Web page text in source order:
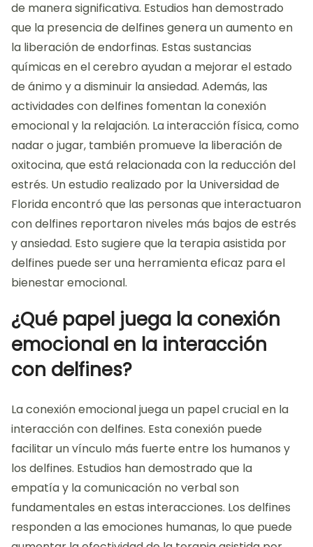
de manera significativa. Estudios han demostrado
que la presencia de delfines genera un aumento en
la liberación de endorfinas. Estas sustancias
químicas en el cerebro ayudan a mejorar el estado
de ánimo y a disminuir la ansiedad. Además, las
actividades con delfines fomentan la conexión
emocional y la relajación. La interacción física, como
nadar o jugar, también promueve la liberación de
oxitocina, que está relacionada con la reducción del
estrés. Un estudio realizado por la Universidad de
Florida encontró que las personas que interactuaron
con delfines reportaron niveles más bajos de estrés
y ansiedad. Esto sugiere que la terapia asistida por
delfines puede ser una herramienta eficaz para el
bienestar emocional.
¿Qué papel juega la conexión
emocional en la interacción
con delfines?
La conexión emocional juega un papel crucial en la
interacción con delfines. Esta conexión puede
facilitar un vínculo más fuerte entre los humanos y
los delfines. Estudios han demostrado que la
empatía y la comunicación no verbal son
fundamentales en estas interacciones. Los delfines
responden a las emociones humanas, lo que puede